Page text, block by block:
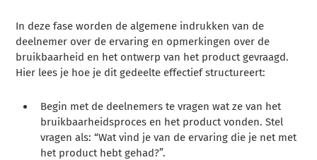
In deze fase worden de algemene indrukken van de
deelnemer over de ervaring en opmerkingen over de
bruikbaarheid en het ontwerp van het product gevraagd.
Hier lees je hoe je dit gedeelte effectief structureert:
Begin met de deelnemers te vragen wat ze van het
bruikbaarheidsproces en het product vonden. Stel
vragen als: “Wat vind je van de ervaring die je net met
het product hebt gehad?”.